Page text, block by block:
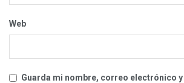
Web
Guarda mi nombre, correo electrónico y